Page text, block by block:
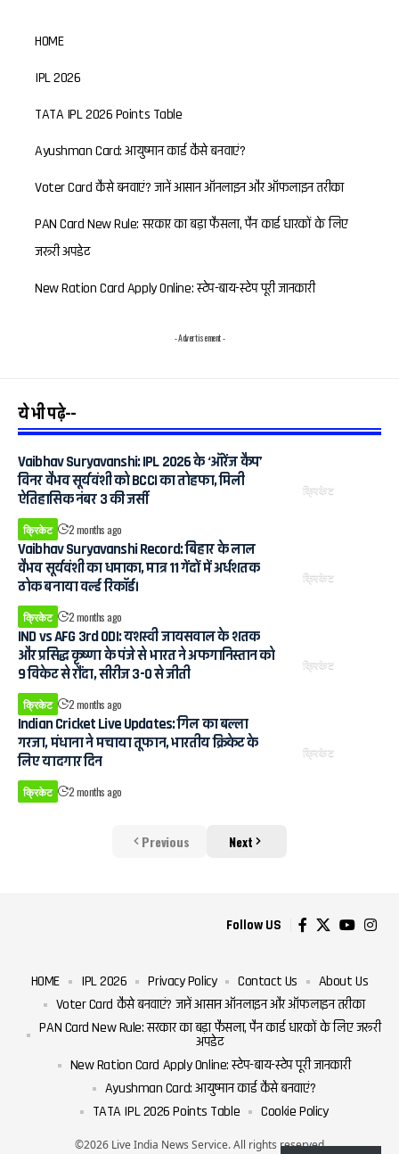
HOME
IPL 2026
TATA IPL 2026 Points Table
Ayushman Card: आयुष्मान कार्ड कैसे बनवाएं?
Voter Card कैसे बनवाएं? जानें आसान ऑनलाइन और ऑफलाइन तरीका
PAN Card New Rule: सरकार का बड़ा फैसला, पैन कार्ड धारकों के लिए
जरूरी अपडेट
New Ration Card Apply Online: स्टेप-बाय-स्टेप पूरी जानकारी
- Advertisement -
ये भी पढ़े--
क्रिकेट
Vaibhav Suryavanshi: IPL 2026 के ‘ऑरेंज कैप’
विनर वैभव सूर्यवंशी को BCCI का तोहफा, मिली
ऐतिहासिक नंबर 3 की जर्सी
क्रिकेट 2 months ago
क्रिकेट
Vaibhav Suryavanshi Record: बिहार के लाल
वैभव सूर्यवंशी का धमाका, मात्र 11 गेंदों में अर्धशतक
ठोक बनाया वर्ल्ड रिकॉर्ड।
क्रिकेट 2 months ago
क्रिकेट
IND vs AFG 3rd ODI: यशस्वी जायसवाल के शतक
और प्रसिद्ध कृष्णा के पंजे से भारत ने अफगानिस्तान को
9 विकेट से रौंदा, सीरीज 3-0 से जीती
क्रिकेट 2 months ago
क्रिकेट
Indian Cricket Live Updates: गिल का बल्ला
गरजा, मंधाना ने मचाया तूफान, भारतीय क्रिकेट के
लिए यादगार दिन
क्रिकेट 2 months ago
Previous Next
Follow US
©2026 Live India News Service. All rights reserved
HOME IPL 2026 Privacy Policy Contact Us
About Us
Voter Card कैसे बनवाएं? जानें आसान ऑनलाइन और ऑफलाइन तरीका
PAN Card New Rule: सरकार का बड़ा फैसला, पैन कार्ड धारकों के लिए जरूरी
अपडेट
New Ration Card Apply Online: स्टेप-बाय-स्टेप पूरी जानकारी
Ayushman Card: आयुष्मान कार्ड कैसे बनवाएं?
TATA IPL 2026 Points Table
Cookie Policy